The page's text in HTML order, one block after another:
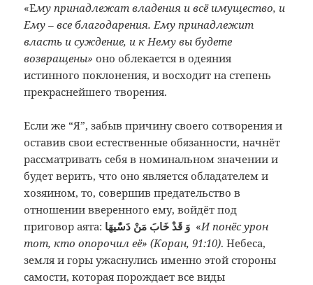
«Ему принадлежат владения и всё имущество, и
Ему – все благодарения. Ему принадлежит
власть и суждение, и к Нему вы будете
возвращены»оно облекается в одеяния
истинного поклонения, и восходит на степень
прекраснейшего творения.
Если же “Я”, забыв причину своего сотворения и
оставив свои естественные обязанности, начнёт
рассматривать себя в номинальном значении и
будет верить, что оно является обладателем и
хозяином, то, совершив предательство в
отношении вверенного ему, войдёт под
приговор аята: وَ قَدْ خَابَ مَنْ دَسّٰيهَا «И понёс урон
тот, кто опорочил её» (Коран, 91:10). Небеса,
земля и горы ужаснулись именно этой стороны
самости, которая порождает все виды